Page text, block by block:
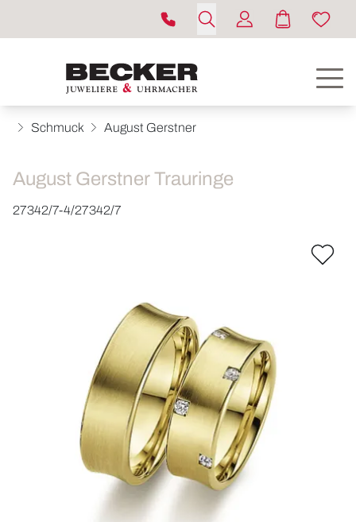
ROLEX
UHREN
SCHMUCK
HOCHZEIT
ACCESSOIRES
Schmuck August Gerstner
August Gerstner Trauringe
27342/7-4/27342/7